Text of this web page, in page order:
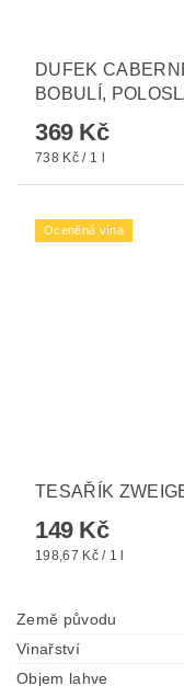
DUFEK
BOBULÍ,
369 Kč
738 Kč / 1 l
Oceněná vína
TESAŘÍK
149 Kč
198,67 Kč / 1 l
Země původu
Vinařství
Objem lahve